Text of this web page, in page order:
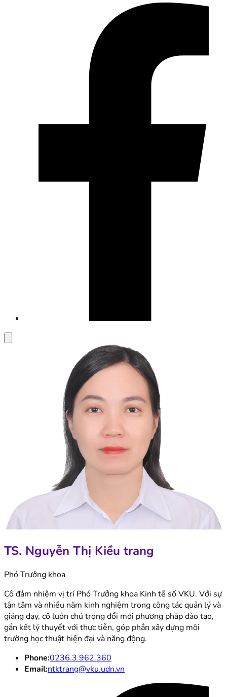
TS. Nguyễn Thị Kiều trang
Phó Trưởng khoa
Cô đảm nhiệm vị trí Phó Trưởng khoa Kinh tế số VKU. Với sự
tận tâm và nhiều năm kinh nghiệm trong công tác quản lý và
giảng dạy, cô luôn chú trọng đổi mới phương pháp đào tạo,
gắn kết lý thuyết với thực tiễn, góp phần xây dựng môi
trường học thuật hiện đại và năng động.
Phone:0236.3.962.360
Email:ntktrang@vku.udn.vn